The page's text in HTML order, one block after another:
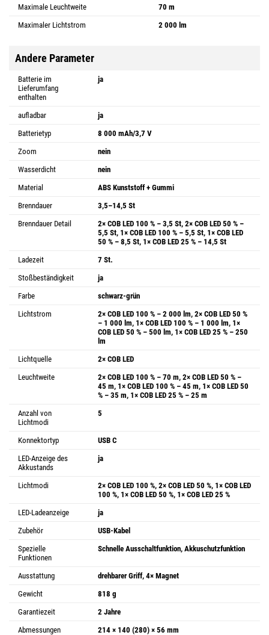
Maximale Leuchtweite
70 m
Maximaler Lichtstrom
2 000 lm
Andere Parameter
Batterie im
Lieferumfang
enthalten
ja
aufladbar
ja
Batterietyp
8 000 mAh/3,7 V
Zoom
nein
Wasserdicht
nein
Material
ABS Kunststoff + Gummi
Brenndauer
3,5–14,5 St
Brenndauer Detail
2× COB LED 100 % – 3,5 St, 2× COB LED 50 % –
5,5 St, 1× COB LED 100 % – 5,5 St, 1× COB LED
50 % – 8,5 St, 1× COB LED 25 % – 14,5 St
Ladezeit
7 St.
Stoßbeständigkeit
ja
Farbe
schwarz-grün
Lichtstrom
2× COB LED 100 % – 2 000 lm, 2× COB LED 50 %
– 1 000 lm, 1× COB LED 100 % – 1 000 lm, 1×
COB LED 50 % – 500 lm, 1× COB LED 25 % – 250
lm
Lichtquelle
2× COB LED
Leuchtweite
2× COB LED 100 % – 70 m, 2× COB LED 50 % –
45 m, 1× COB LED 100 % – 45 m, 1× COB LED 50
% – 35 m, 1× COB LED 25 % – 25 m
Anzahl von
Lichtmodi
5
Konnektortyp
USB C
LED-Anzeige des
Akkustands
ja
Lichtmodi
2× COB LED 100 %, 2× COB LED 50 %, 1× COB LED
100 %, 1× COB LED 50 %, 1× COB LED 25 %
LED-Ladeanzeige
ja
Zubehör
USB-Kabel
Spezielle
Funktionen
Schnelle Ausschaltfunktion, Akkuschutzfunktion
Ausstattung
drehbarer Griff, 4× Magnet
Gewicht
818 g
Garantiezeit
2 Jahre
Abmessungen
214 × 140 (280) × 56 mm